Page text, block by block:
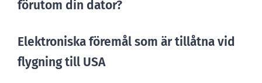
förutom din dator?
Elektroniska föremål som är tillåtna vid
flygning till USA